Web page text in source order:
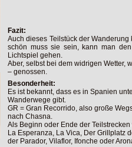
Fazit:
Auch dieses Teilstück der
schön muss sie sein, kann man
Lichtspiel gehen.
Aber, selbst bei dem widrigen Wetter,
– genossen.
Besonderheit:
Es ist bekannt, dass es in Spanien
Wanderwege gibt.
GR = Gran Recorrido, also große
nach Chasna.
Als Beginn oder Ende der
La Esperanza, La Vica, Der Grillplatz
der Parador, Vilaflor, Ifonche oder